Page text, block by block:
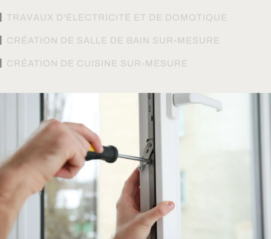
TRAVAUX D'ÉLECTRICITÉ ET DE DOMOTIQUE
CRÉATION DE SALLE DE BAIN SUR-MESURE
CRÉATION DE CUISINE SUR-MESURE